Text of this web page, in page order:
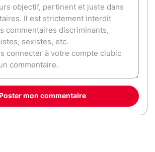
Poster mon commentaire